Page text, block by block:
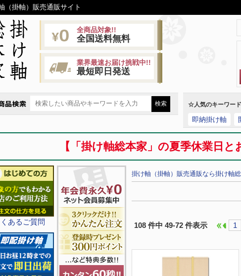
（掛軸）販売通販サイト
全商品対象!!
全国送料無料
業界最速お届け挑戦中!!
最短即日発送
☆人気のキーワード
即納掛け軸
【「掛け軸総本家」の夏季休業日
あるご質問
掛け軸（掛軸）販売通販なら掛け軸
108 件中 49-72 件表示 1